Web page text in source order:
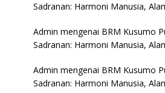
Sadranan: Harmoni Manusia,
Admin mengenai BRM Kusumo
Sadranan: Harmoni Manusia,
Admin mengenai BRM Kusumo
Sadranan: Harmoni Manusia,